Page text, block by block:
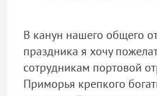
В канун нашего общего
праздника я хочу
сотрудникам портовой
Приморья крепкого